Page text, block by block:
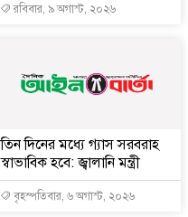
রবিবার, ৯ অগাস্ট, ২০২৬
তিন দিনের মধ্যে গ্যাস সরবরাহ
স্বাভাবিক হবে: জ্বালানি মন্ত্রী
বৃহস্পতিবার, ৬ অগাস্ট, ২০২৬